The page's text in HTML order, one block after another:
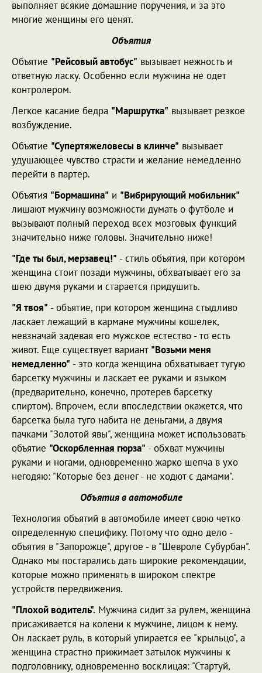
выполняет всякие домашние поручения, и за это
многие женщины его ценят.
Объятия
Объятие "Рейсовый автобус" вызывает нежность и
ответную ласку. Особенно если мужчина не одет
контролером.
Легкое касание бедра "Маршрутка" вызывает резкое
возбуждение.
Объятие "Супертяжеловесы в клинче" вызывает
удушающее чувство страсти и желание немедленно
перейти в партер.
Объятия "Бормашина" и "Вибрирующий мобильник"
лишают мужчину возможности думать о футболе и
вызывают полный переход всех мозговых функций
значительно ниже головы. Значительно ниже!
"Где ты был, мерзавец!" - стиль объятия, при котором
женщина стоит позади мужчины, обхватывает его за
шею двумя руками и старается придушить.
"Я твоя" - объятие, при котором женщина стыдливо
ласкает лежащий в кармане мужчины кошелек,
невзначай задевая его мужское естество - то есть
живот. Еще существует вариант "Возьми меня
немедленно" - это когда женщина обхватывает тугую
барсетку мужчины и ласкает ее руками и языком
(предварительно, конечно, протерев барсетку
спиртом). Впрочем, если впоследствии окажется, что
барсетка была туго набита не деньгами, а двумя
пачками "Золотой явы", женщина может использовать
объятие "Оскорбленная гюрза" - обхват мужчины
руками и ногами, одновременно жарко шепча в ухо
негодяю: "Которые без денег - не ходют с дамами".
Объятия в автомобиле
Технология объятий в автомобиле имеет свою четко
определенную специфику. Потому что одно дело -
объятия в "Запорожце", другое - в "Шевроле Субурбан".
Однако мы постарались дать широкие рекомендации,
которые можно применять в широком спектре
устройств передвижения.
"Плохой водитель". Мужчина сидит за рулем, женщина
присаживается на колени к мужчине, лицом к нему.
Он ласкает руль, в который упирается ее "крыльцо", а
женщина страстно прижимает затылок мужчины к
подголовнику, одновременно восклицая: "Стартуй,